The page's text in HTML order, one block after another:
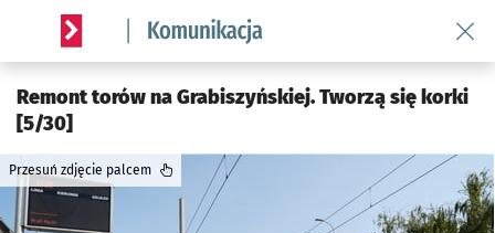
Serwis informacyjny wroclaw.pl podserwis: Komunikacja
Remont torów na Grabiszyńskiej. Tworzą się korki
[5/30]
Przesuń zdjęcie palcem